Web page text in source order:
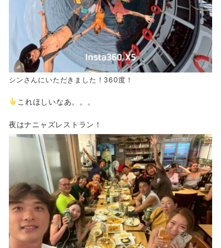
シンさんにいただきました！360度！
これほしいなあ。。。
夜はナニャズレストラン！